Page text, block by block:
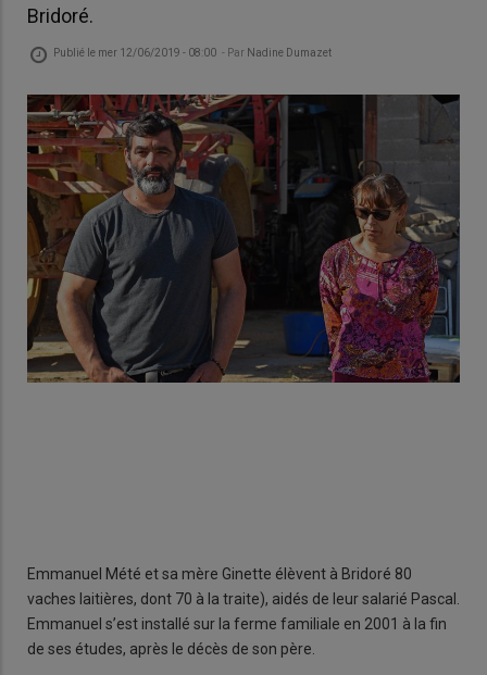
Bridoré.
Publié le mer 12/06/2019 - 08:00 - Par Nadine Dumazet
Emmanuel Mété et sa mère Ginette élèvent à Bridoré 80
vaches laitières, dont 70 à la traite), aidés de leur salarié Pascal.
Emmanuel s’est installé sur la ferme familiale en 2001 à la fin
de ses études, après le décès de son père.